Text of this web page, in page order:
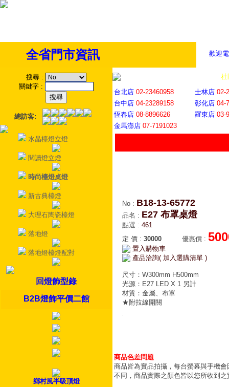
歡迎
全省門市資訊
搜尋 :
關鍵字 :
總訪客:
水晶檯燈立燈
閱讀燈立燈
時尚檯燈桌燈
新古典檯燈
大理石陶瓷檯燈
落地燈
落地燈檯燈配對
回燈飾型錄
B2B燈飾平價二館
鄉村風半吸頂燈
社
台北店 02-23460958 士林店 02-
台中店 04-23289158 彰化店 04-
恆春店 08-8896626 羅東店 03-
金馬澎店 07-7191023
No : B18-13-65772
品名 : E27 布罩桌燈
點選 : 461
定 價 : 30000 優惠價 :
置入購物車
產品洽詢( 加入選購清單 )
尺寸：W300mm H500mm
光源：E27 LED X 1 另計
材質：金屬、布罩
★附拉線開關
商品色差問題
商品皆為實品拍攝，每台螢幕與手機
不同，商品實際之顏色皆以您所收到之